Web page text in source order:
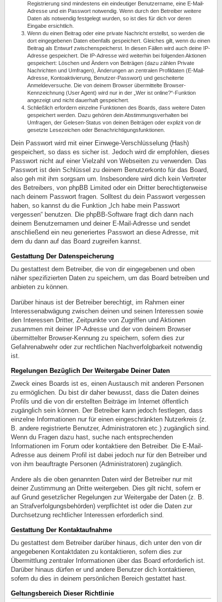
Registrierung sind mindestens ein eindeutiger Benutzername, eine E-Mail-
Adresse und ein Passwort notwendig. Wenn durch den Betreiber weitere
Daten als notwendig festgelegt wurden, so ist dies für dich vor deren
Eingabe ersichtlich.
Wenn du einen Beitrag oder eine private Nachricht erstellst, so werden die
dort eingegebenen Daten ebenfalls gespeichert. Gleiches gilt, wenn du einen
Beitrag als Entwurf zwischenspeicherst. In diesen Fällen wird auch deine IP-
Adresse gespeichert. Die IP-Adresse wird weiterhin bei folgenden Aktionen
gespeichert: Löschen und Ändern von Beiträgen (dazu zählen Private
Nachrichten und Umfragen), Änderungen an zentralen Profildaten (E-Mail-
Adresse, Kontoaktivierung, Benutzer-Passwort) und gescheiterte
Anmeldeversuche. Die von deinem Browser übermittelte Browser-
Kennzeichnung (User Agent) wird nur in der „Wer ist online?“-Funktion
angezeigt und nicht dauerhaft gespeichert.
Schließlich erfordern einzelne Funktionen des Boards, dass weitere Daten
gespeichert werden. Dazu gehören dein Abstimmungsverhalten bei
Umfragen, der Gelesen-Status von deinen Beiträgen oder explizit von dir
gesetzte Lesezeichen oder Benachrichtigungsfunktionen.
Dein Passwort wird mit einer Einwege-Verschlüsselung (Hash)
gespeichert, so dass es sicher ist. Jedoch wird dir empfohlen, dieses
Passwort nicht auf einer Vielzahl von Webseiten zu verwenden. Das
Passwort ist dein Schlüssel zu deinem Benutzerkonto für das Board,
also geh mit ihm sorgsam um. Insbesondere wird dich kein Vertreter
des Betreibers, von phpBB Limited oder ein Dritter berechtigterweise
nach deinem Passwort fragen. Solltest du dein Passwort vergessen
haben, so kannst du die Funktion „Ich habe mein Passwort
vergessen“ benutzen. Die phpBB-Software fragt dich dann nach
deinem Benutzernamen und deiner E-Mail-Adresse und sendet
anschließend ein neu generiertes Passwort an diese Adresse, mit
dem du dann auf das Board zugreifen kannst.
Gestattung Der Datenspeicherung
Du gestattest dem Betreiber, die von dir eingegebenen und oben
näher spezifizierten Daten zu speichern, um das Board betreiben und
anbieten zu können.
Darüber hinaus ist der Betreiber berechtigt, im Rahmen einer
Interessenabwägung zwischen deinen und seinen Interessen sowie
den Interessen Dritter, Zeitpunkte von Zugriffen und Aktionen
zusammen mit deiner IP-Adresse und der von deinem Browser
übermittelter Browser-Kennung zu speichern, sofern dies zur
Gefahrenabwehr oder zur rechtlichen Nachverfolgbarkeit notwendig
ist.
Regelungen Bezüglich Der Weitergabe Deiner Daten
Zweck eines Boards ist es, einen Austausch mit anderen Personen
zu ermöglichen. Du bist dir daher bewusst, dass die Daten deines
Profils und die von dir erstellten Beiträge im Internet öffentlich
zugänglich sein können. Der Betreiber kann jedoch festlegen, dass
einzelne Informationen nur für einen eingeschränkten Nutzerkreis (z.
B. andere registrierte Benutzer, Administratoren etc.) zugänglich sind.
Wenn du Fragen dazu hast, suche nach entsprechenden
Informationen im Forum oder kontaktiere den Betreiber. Die E-Mail-
Adresse aus deinem Profil ist dabei jedoch nur für den Betreiber und
von ihm beauftragte Personen (Administratoren) zugänglich.
Andere als die oben genannten Daten wird der Betreiber nur mit
deiner Zustimmung an Dritte weitergeben. Dies gilt nicht, sofern er
auf Grund gesetzlicher Regelungen zur Weitergabe der Daten (z. B.
an Strafverfolgungsbehörden) verpflichtet ist oder die Daten zur
Durchsetzung rechtlicher Interessen erforderlich sind.
Gestattung Der Kontaktaufnahme
Du gestattest dem Betreiber darüber hinaus, dich unter den von dir
angegebenen Kontaktdaten zu kontaktieren, sofern dies zur
Übermittlung zentraler Informationen über das Board erforderlich ist.
Darüber hinaus dürfen er und andere Benutzer dich kontaktieren,
sofern du dies in deinem persönlichen Bereich gestattet hast.
Geltungsbereich Dieser Richtlinie